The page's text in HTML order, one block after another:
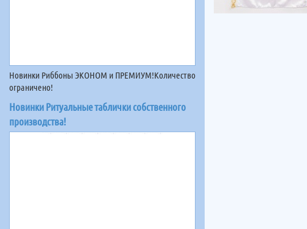
Новинки Риббоны ЭКОНОМ и ПРЕМИУМ!Количество
ограничено!
Новинки Ритуальные таблички собственного
производства!